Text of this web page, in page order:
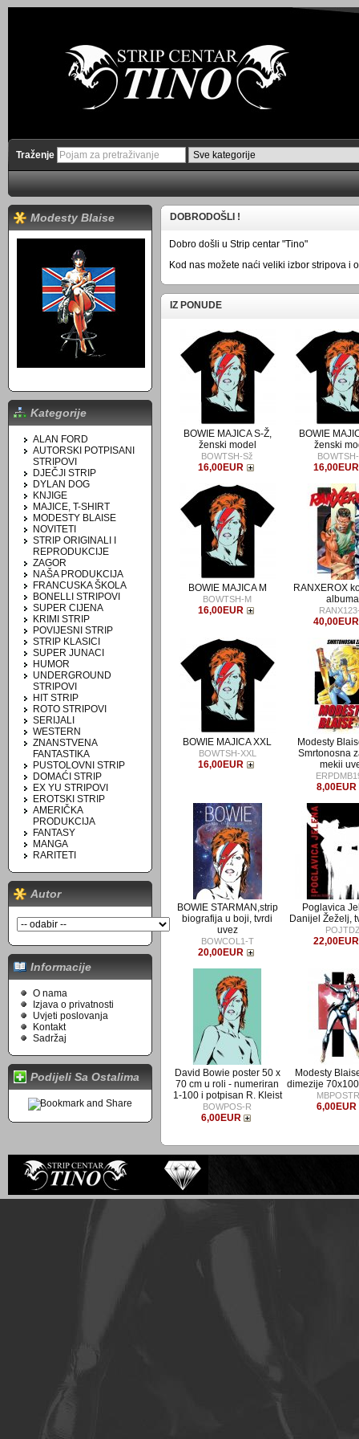
Traženje
Modesty Blaise
Kategorije
ALAN FORD
AUTORSKI POTPISANI
STRIPOVI
DJEČJI STRIP
DYLAN DOG
KNJIGE
MAJICE, T-SHIRT
MODESTY BLAISE
NOVITETI
STRIP ORIGINALI I
REPRODUKCIJE
ZAGOR
NAŠA PRODUKCIJA
FRANCUSKA ŠKOLA
BONELLI STRIPOVI
SUPER CIJENA
KRIMI STRIP
POVIJESNI STRIP
STRIP KLASICI
SUPER JUNACI
HUMOR
UNDERGROUND
STRIPOVI
HIT STRIP
ROTO STRIPOVI
SERIJALI
WESTERN
ZNANSTVENA
FANTASTIKA
PUSTOLOVNI STRIP
DOMAĆI STRIP
EX YU STRIPOVI
EROTSKI STRIP
AMERIČKA
PRODUKCIJA
FANTASY
MANGA
RARITETI
Autor
Informacije
O nama
Izjava o privatnosti
Uvjeti poslovanja
Kontakt
Sadržaj
Podijeli Sa Ostalima
DOBRODOŠLI !
Dobro došli u Strip centar "Tino"
Kod nas možete naći veliki izbor stripova i
IZ PONUDE
BOWIE MAJICA S-Ž,
ženski model
BOWTSH-Sž
16,00EUR
BOWIE
ženski
16,00EUR
BOWIE MAJICA M
BOWTSH-M
16,00EUR
RANXEROX
albuma
40,00EUR
BOWIE MAJICA XXL
BOWTSH-XXL
16,00EUR
Modesty
Smrtonosna
mekii
8,00EUR
BOWIE STARMAN,strip
biografija u boji, tvrdi
uvez
BOWCOL1-T
20,00EUR
Poglavica
Danijel Žeželj,
22,00EUR
David Bowie poster 50 x
70 cm u roli - numeriran
1-100 i potpisan R. Kleist
BOWPOS-R
6,00EUR
Modesty
dimezije
6,00EUR